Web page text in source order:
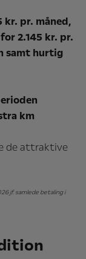
pr. måned,
2.145 kr. pr.
samt hurtig
km
de attraktive
jf. samlede betaling i